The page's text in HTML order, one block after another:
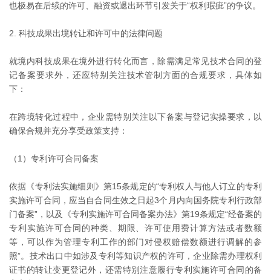
也极易在后续的许可、融资或退出环节引发关于“权利瑕疵”的争议。
2. 科技成果出境转让和许可中的法律问题
就境内科技成果在境外进行转化而言，除需满足常见技术合同的登
记备案要求外，还应特别关注技术管制方面的合规要求，具体如
下：
在跨境转化过程中，企业需特别关注以下备案与登记实操要求，以
确保合规并充分享受政策支持：
（1）专利许可合同备案
依据《专利法实施细则》第15条规定的“专利权人与他人订立的专利
实施许可合同，应当自合同生效之日起3个月内向国务院专利行政部
门备案”，以及《专利实施许可合同备案办法》第19条规定“经备案的
专利实施许可合同的种类、期限、许可使用费计算方法或者数额
等，可以作为管理专利工作的部门对侵权赔偿数额进行调解的参
照”。技术出口中如涉及专利等知识产权的许可，企业除需办理权利
证书的转让变更登记外，还需特别注意履行专利实施许可合同的备